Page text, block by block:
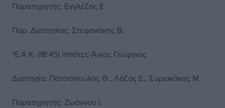
Παρατηρητής: Εγγλέζος Ε.
Παρ. Διαιτησίας: Στεφανάκης Β.
*Ε.Α.Κ. (18:45) Ιππότες-Άγιος Γεώργιος
Διαιτησία: Πατσιόπουλος Θ., Λάζος Ε., Συμιακάκης Μ.
Παρατηρητής: Ζωάννου Ι.